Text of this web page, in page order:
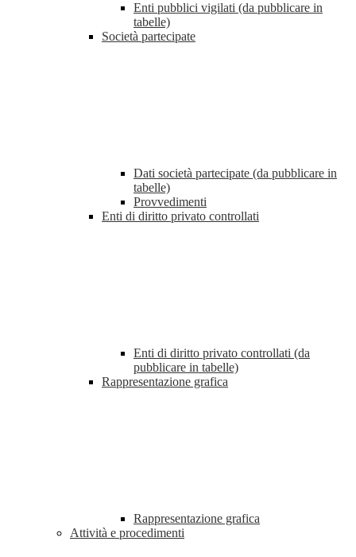
Enti pubblici vigilati (da pubblicare in
tabelle)
Società partecipate
Dati società partecipate (da pubblicare in
tabelle)
Provvedimenti
Enti di diritto privato controllati
Enti di diritto privato controllati (da
pubblicare in tabelle)
Rappresentazione grafica
Rappresentazione grafica
Attività e procedimenti